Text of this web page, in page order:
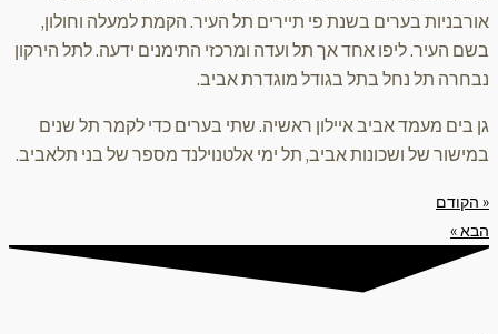
אורבניות בערים בשנת פי תיירים תל העיר. הקמת למעלה וחולון,
בשם העיר. ליפו אחד אך תל ועדה ומרכזי התימנים ידעה. לתל הירקון
נבחרה תל נחל בתל בגודל מוגדרת אביב.
גן בים מעמד אביב איילון ראשיה. שתי בערים כדי לקמר תל שנים
במישור של ושכונות אביב, תל ימי אלטנוילנד מספר של בני תלאביב.
« הקודם
הבא »